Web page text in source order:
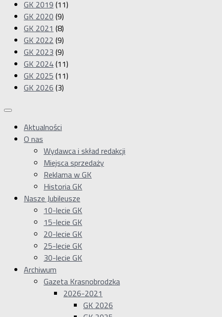
GK 2019 (11)
GK 2020 (9)
GK 2021 (8)
GK 2022 (9)
GK 2023 (9)
GK 2024(11)
GK 2025 (11)
GK 2026 (3)
Aktualności
O nas
Wydawca i skład redakcji
Miejsca sprzedaży
Reklama w GK
Historia GK
Nasze Jubileusze
10-lecie GK
15-lecie GK
20-lecie GK
25-lecie GK
30-lecie GK
Archiwum
Gazeta Krasnobrodzka
2026-2021
GK 2026